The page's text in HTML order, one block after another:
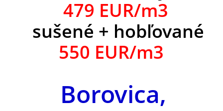
479 EUR/m3
sušené + hobľované
550 EUR/m3
Borovica,